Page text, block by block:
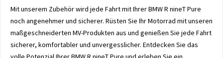
Mit unserem Zubehör wird jede Fahrt mit Ihrer BMW R nineT Pure
noch angenehmer und sicherer. Rüsten Sie Ihr Motorrad mit unseren
maßgeschneiderten MV-Produkten aus und genießen Sie jede Fahrt
sicherer, komfortabler und unvergesslicher. Entdecken Sie das